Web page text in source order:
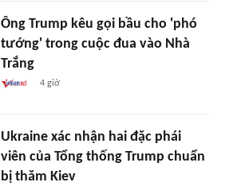
Ông Trump kêu gọi bầu cho 'phó
tướng' trong cuộc đua vào Nhà
Trắng
4 giờ
Ukraine xác nhận hai đặc phái
viên của Tổng thống Trump chuẩn
bị thăm Kiev